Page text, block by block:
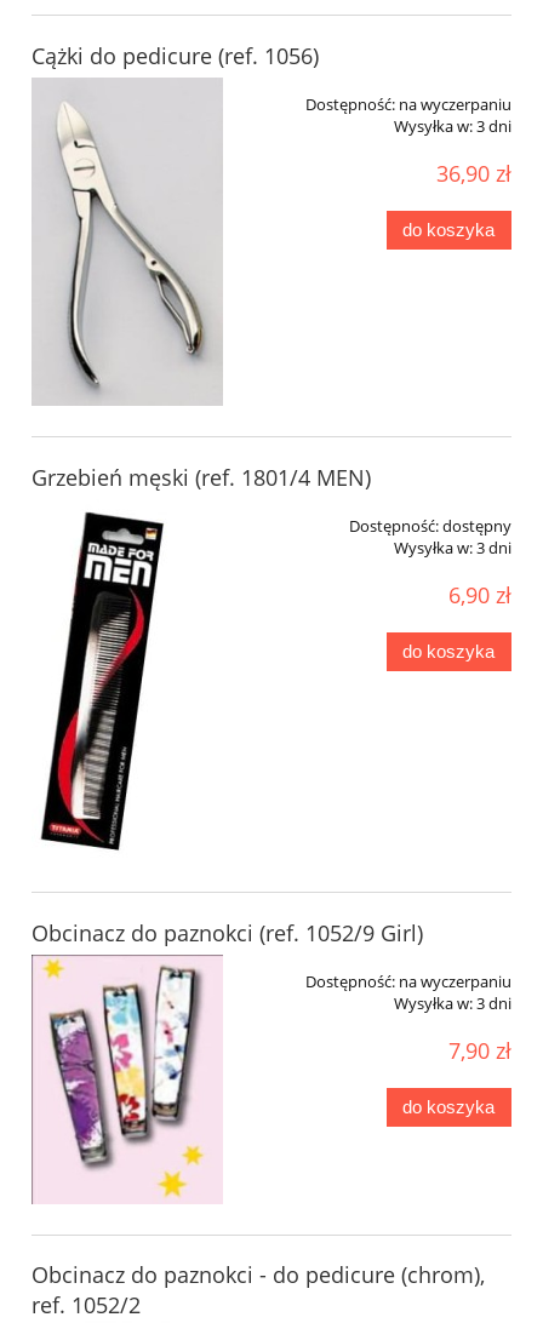
Cążki do pedicure (ref. 1056)
Dostępność: na wyczerpaniu
Wysyłka w:3 dni
36,90 zł
do koszyka
Grzebień męski (ref. 1801/4 MEN)
Dostępność:dostępny
Wysyłka w:3 dni
6,90 zł
do koszyka
Obcinacz do paznokci (ref. 1052/9 Girl)
Dostępność: na wyczerpaniu
Wysyłka w:3 dni
7,90 zł
do koszyka
Obcinacz do paznokci - do pedicure (chrom),
ref. 1052/2